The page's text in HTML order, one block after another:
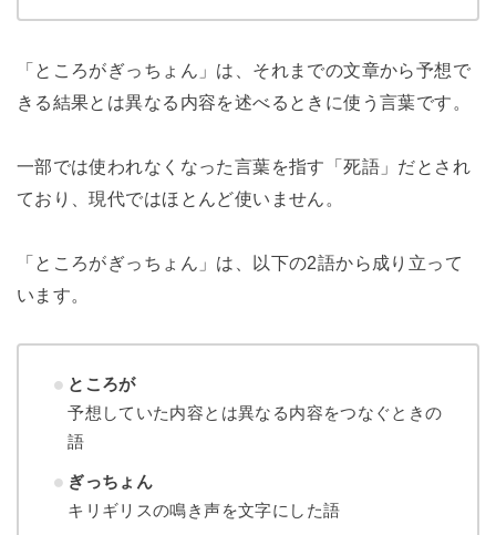
「ところがぎっちょん」は、それまでの文章から予想で
きる結果とは異なる内容を述べるときに使う言葉です。
一部では使われなくなった言葉を指す「死語」だとされ
ており、現代ではほとんど使いません。
「ところがぎっちょん」は、以下の2語から成り立って
います。
ところが
予想していた内容とは異なる内容をつなぐときの
語
ぎっちょん
キリギリスの鳴き声を文字にした語